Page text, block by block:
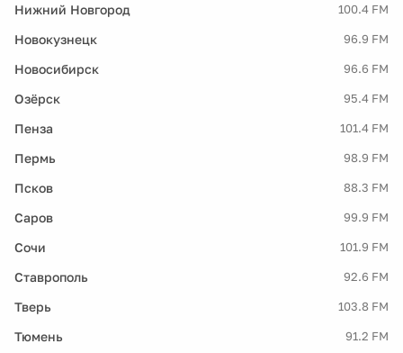
Нижний Новгород 100.4 FM
Новокузнецк 96.9 FM
Новосибирск 96.6 FM
Озёрск 95.4 FM
Пенза 101.4 FM
Пермь 98.9 FM
Псков 88.3 FM
Саров 99.9 FM
Сочи 101.9 FM
Ставрополь 92.6 FM
Тверь 103.8 FM
Тюмень 91.2 FM